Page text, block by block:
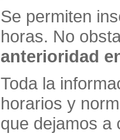
Se permiten
horas. No
anterioridad
Toda la
horarios y
que dejamos a